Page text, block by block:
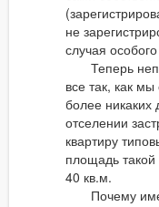
не
случая
Теперь
все так, как
более никаких
отселении
квартиру
площадь такой
40 кв.м.
Почему